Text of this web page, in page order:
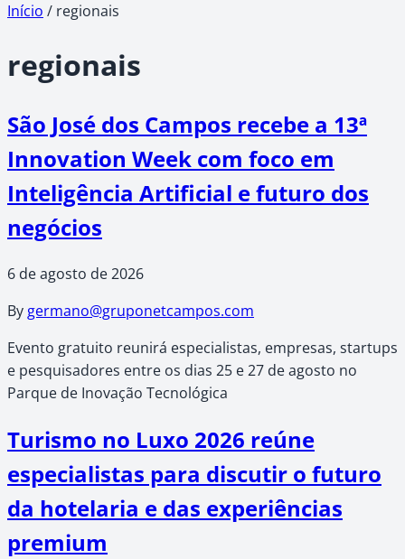
Início / regionais
regionais
São José dos Campos recebe a 13ª
Innovation Week com foco em
Inteligência Artificial e futuro dos
negócios
6 de agosto de 2026
By germano@gruponetcampos.com
Evento gratuito reunirá especialistas, empresas, startups
e pesquisadores entre os dias 25 e 27 de agosto no
Parque de Inovação Tecnológica
Turismo no Luxo 2026 reúne
especialistas para discutir o futuro
da hotelaria e das experiências
premium